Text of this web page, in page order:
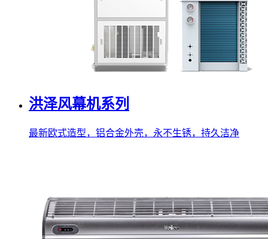
洪泽风幕机系列
最新欧式造型，铝合金外壳，永不生锈，持久洁净